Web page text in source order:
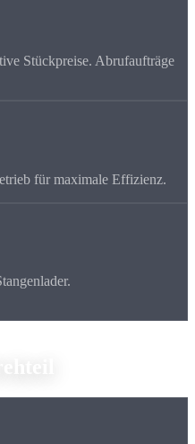
Stückpreise. Abrufaufträge
für maximale Effizienz.